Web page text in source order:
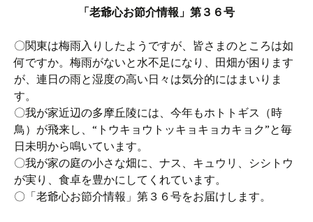
「老爺心お節介情報」第３６号
〇関東は梅雨入りしたようですが、皆さまのところは如
何ですか。梅雨がないと水不足になり、田畑が困ります
が、連日の雨と湿度の高い日々は気分的にはまいりま
す。
〇我が家近辺の多摩丘陵には、今年もホトトギス（時
鳥）が飛来し、“トウキョウトッキョキョカキョク”と毎
日未明から鳴いています。
〇我が家の庭の小さな畑に、ナス、キュウリ、シシトウ
が実り、食卓を豊かにしてくれています。
〇「老爺心お節介情報」第３６号をお届けします。